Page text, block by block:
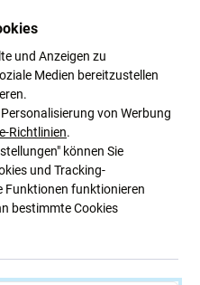
und Anzeigen zu
Medien bereitzustellen
von Werbung
Richtlinien.
können Sie
und Tracking-
Funktionen funktionieren
bestimmte Cookies